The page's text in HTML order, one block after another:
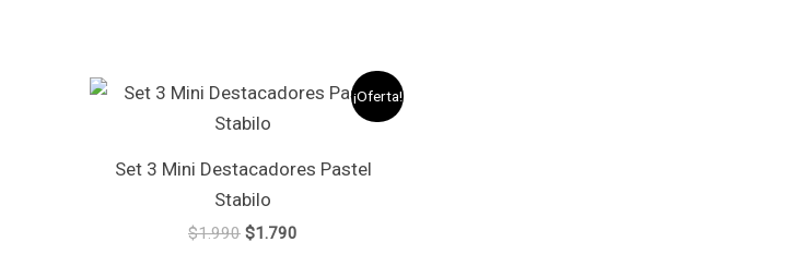
¡Oferta!
Set 3 Mini Destacadores Pastel
Stabilo
$1.990
El
original
$1.990.
$1.790
El
$1.790.